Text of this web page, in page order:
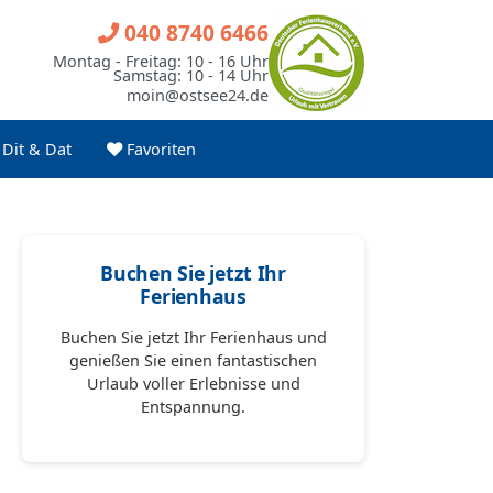
Dit & Dat Favoriten
040 8740 6466
Montag - Freitag: 10 - 16 Uhr
Samstag: 10 - 14 Uhr
moin@ostsee24.de
Buchen Sie jetzt Ihr
Ferienhaus
Buchen Sie jetzt Ihr Ferienhaus und
genießen Sie einen fantastischen
Urlaub voller Erlebnisse und
Entspannung.